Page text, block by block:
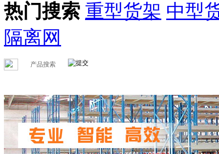
热门搜索 重型货架 中型
隔离网